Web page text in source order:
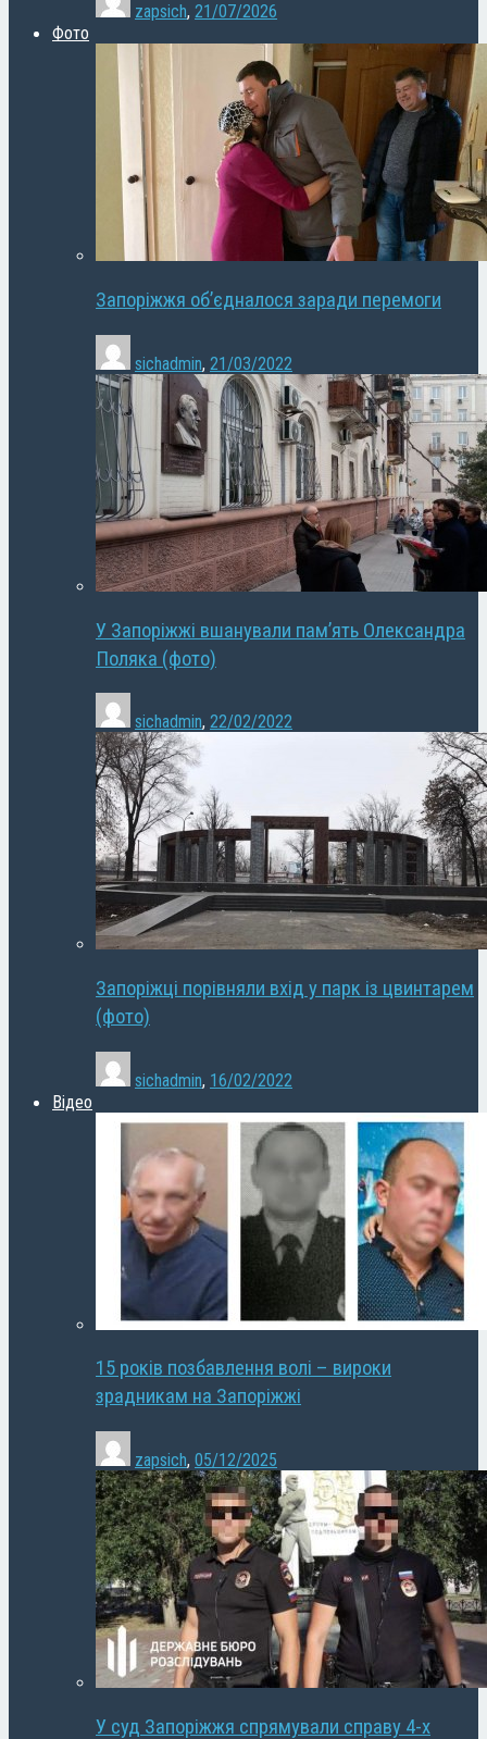
zapsich, 21/07/2026
Фото
Запоріжжя об’єдналося заради перемоги
sichadmin, 21/03/2022
У Запоріжжі вшанували пам’ять Олександра
Поляка (фото)
sichadmin, 22/02/2022
Запоріжці порівняли вхід у парк із цвинтарем
(фото)
sichadmin, 16/02/2022
Відео
15 років позбавлення волі – вироки
зрадникам на Запоріжжі
zapsich, 05/12/2025
У суд Запоріжжя спрямували справу 4-х